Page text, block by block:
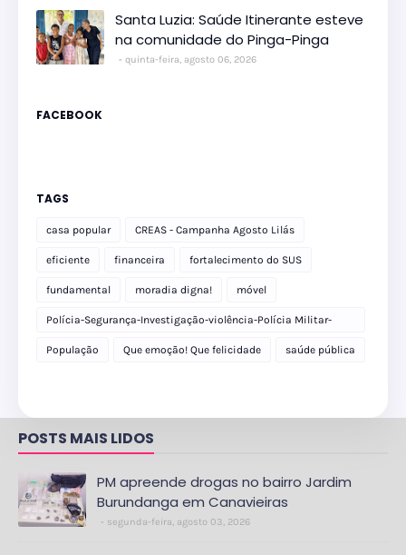
Santa Luzia: Saúde Itinerante esteve
na comunidade do Pinga-Pinga
quinta-feira, agosto 06, 2026
FACEBOOK
TAGS
casa popular CREAS - Campanha Agosto Lilás
eficiente financeira fortalecimento do SUS
fundamental moradia digna! móvel
Polícia-Segurança-Investigação-violência-Polícia Militar-
delegacia
População Que emoção! Que felicidade saúde pública
POSTS MAIS LIDOS
PM apreende drogas no bairro Jardim
Burundanga em Canavieiras
segunda-feira, agosto 03, 2026